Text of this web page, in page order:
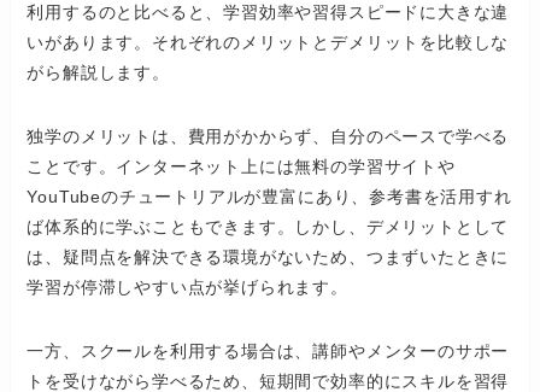
利用するのと比べると、学習効率や習得スピードに大きな違
いがあります。それぞれのメリットとデメリットを比較しな
がら解説します。
独学のメリットは、費用がかからず、自分のペースで学べる
ことです。インターネット上には無料の学習サイトや
YouTubeのチュートリアルが豊富にあり、参考書を活用すれ
ば体系的に学ぶこともできます。しかし、デメリットとして
は、疑問点を解決できる環境がないため、つまずいたときに
学習が停滞しやすい点が挙げられます。
一方、スクールを利用する場合は、講師やメンターのサポー
トを受けながら学べるため、短期間で効率的にスキルを習得